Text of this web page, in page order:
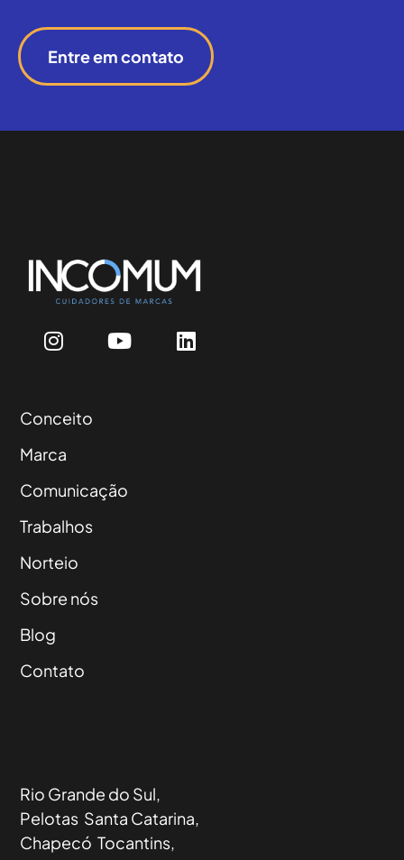
Entre em contato
Conceito
Marca
Comunicação
Trabalhos
Norteio
Sobre nós
Blog
Contato
Rio Grande do Sul,
Pelotas Santa Catarina,
Chapecó Tocantins,